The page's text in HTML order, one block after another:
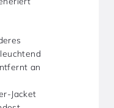
an
Jacket